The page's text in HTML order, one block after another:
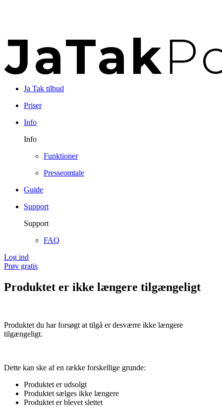
Ja Tak tilbud
Priser
Info
Info
Funktioner
Presseomtale
Guide
Support
Support
FAQ
Log ind
Prøv gratis
Produktet er ikke længere tilgængeligt
Produktet du har forsøgt at tilgå er desværre ikke længere
tilgængeligt.
Dette kan ske af en række forskellige grunde:
Produktet er udsolgt
Produktet sælges ikke længere
Produktet er blevet slettet